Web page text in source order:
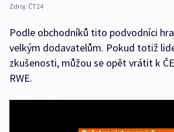
Zdroj: ČT24
Podle obchodníků tito podvodníci
velkým dodavatelům. Pokud totiž
zkušenosti, můžou se opět vrátit k
RWE.